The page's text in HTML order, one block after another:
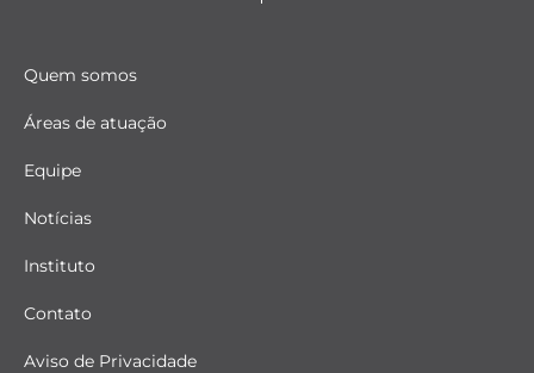
Quem somos
Áreas de atuação
Equipe
Notícias
Instituto
Contato
Aviso de Privacidade